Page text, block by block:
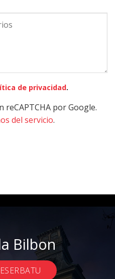
de privacidad.
reCAPTCHA por Google.
del servicio.
Bilbon